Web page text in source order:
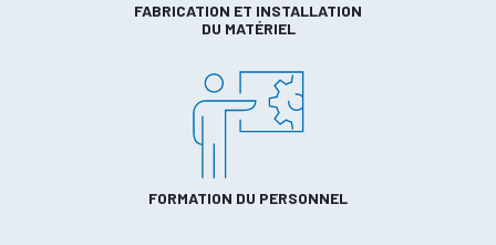
FABRICATION ET INSTALLATION
DU MATÉRIEL
FORMATION DU PERSONNEL